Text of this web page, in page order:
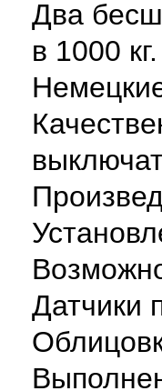
Два
в 1000 кг.
Датчики